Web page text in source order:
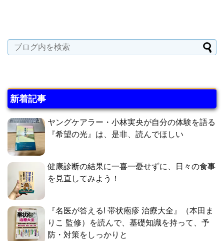
新着記事
ヤングケアラー・小林実央が自分の体験を語る
『希望の光』は、是非、読んでほしい
健康診断の結果に一喜一憂せずに、日々の食事
を見直してみよう！
『名医が答える! 帯状疱疹 治療大全』（本田ま
りこ 監修）を読んで、基礎知識を持って、予
防・対策をしっかりと